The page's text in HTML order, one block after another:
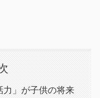
力」が子供の将来